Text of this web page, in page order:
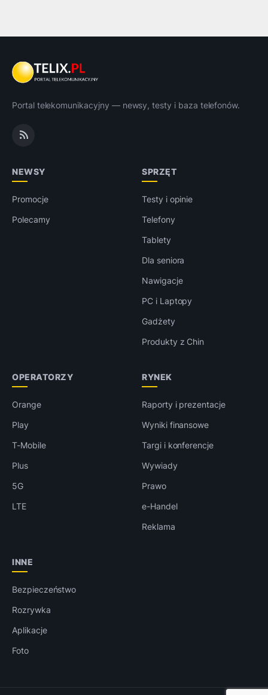
Portal telekomunikacyjny — newsy, testy i baza telefonów.
NEWSY
Promocje
Polecamy
SPRZĘT
Testy i opinie
Telefony
Tablety
Dla seniora
Nawigacje
PC i Laptopy
Gadżety
Produkty z Chin
OPERATORZY
Orange
Play
T-Mobile
Plus
5G
LTE
RYNEK
Raporty i prezentacje
Wyniki finansowe
Targi i konferencje
Wywiady
Prawo
e-Handel
Reklama
INNE
Bezpieczeństwo
Rozrywka
Aplikacje
Foto